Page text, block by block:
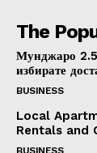
The
Мунджаро 2.5
избирате
BUSINESS
Local
Rentals and
BUSINESS